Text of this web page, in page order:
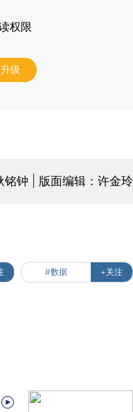
权限
级
铭钟 | 版面编辑：许金玲
#数据 +关注